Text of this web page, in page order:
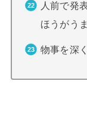
人前で発
ほうがう
物事を深